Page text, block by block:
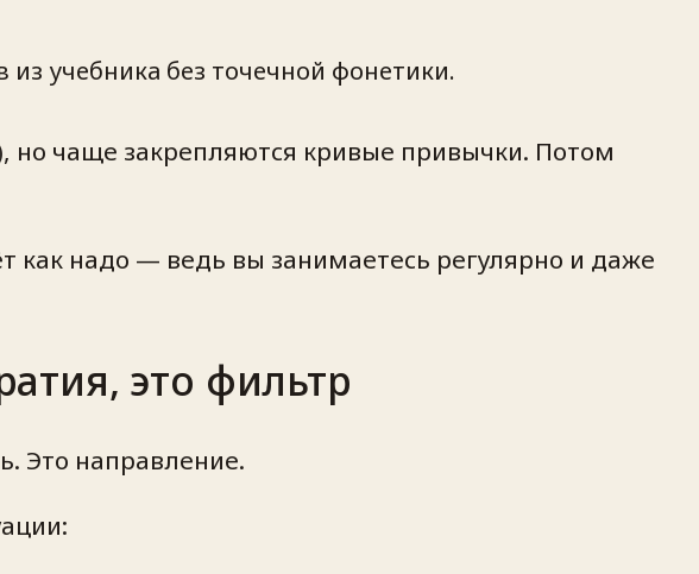
учебника без точечной фонетики.
но чаще закрепляются кривые привычки. Потом
как надо — ведь вы занимаетесь регулярно и даже
это фильтр
Это направление.